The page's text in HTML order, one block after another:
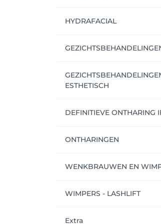
“LOGIN”. Nu hoef je
Succes!
HYDRAFACIAL
ESTHETISCH
DEFINITIEVE ONTHARING
ONTHARINGEN
WENKBRAUWEN EN
WIMPERS - LASHLIFT
Extra